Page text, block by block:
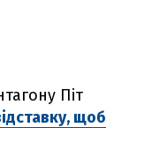
Піт
щоб